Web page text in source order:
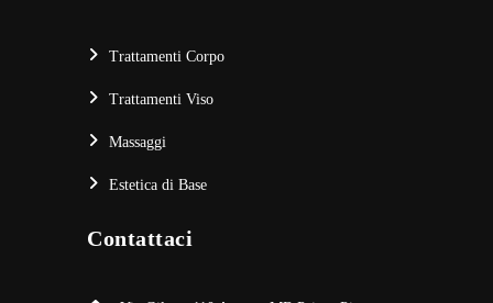
Trattamenti Corpo
Trattamenti Viso
Massaggi
Estetica di Base
Contattaci